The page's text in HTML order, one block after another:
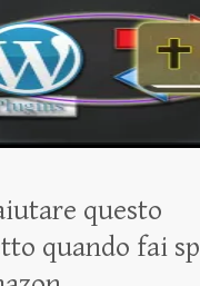
questo
quando fai